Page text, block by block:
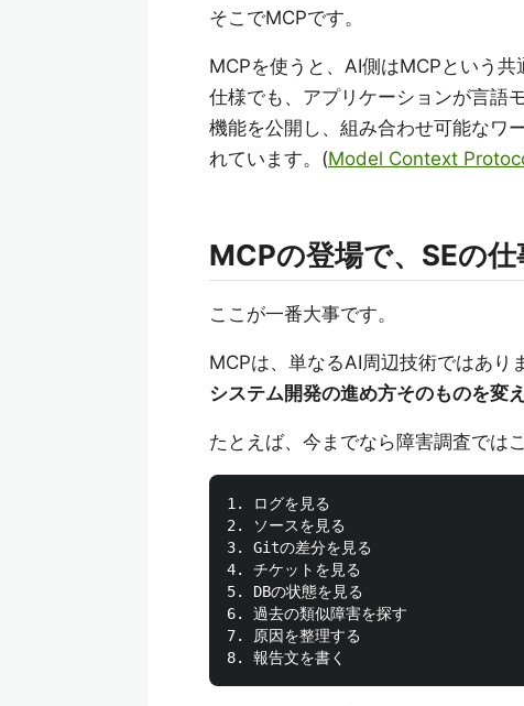
そこでMCPです。
MCPを使うと、AI側はMCPという
仕様でも、アプリケーションが言語
機能を公開し、組み合わせ可能なワ
れています。(Model Context
MCPの登場で、SEの
ここが一番大事です。
MCPは、単なるAI周辺技術ではあり
システム開発の進め方そのものを変
たとえば、今までなら障害調査では
1. ログを見る
2. ソースを見る
3. Gitの差分を見る
4. チケットを見る
5. DBの状態を見る
6. 過去の類似障害を探す
7. 原因を整理する